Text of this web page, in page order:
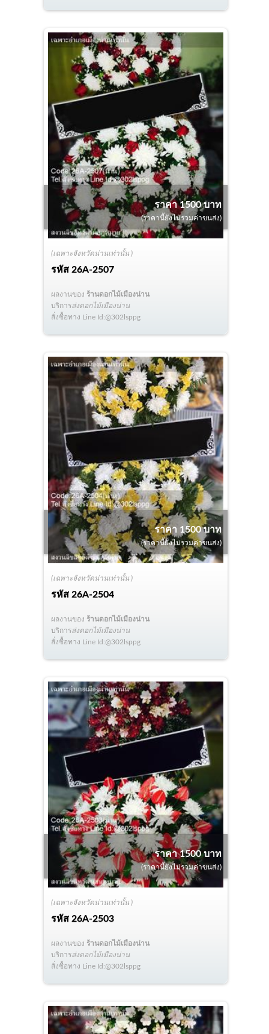
(เฉพาะจังหวัดน่านเท่านั้น )
รหัส26A-2507
ราคา 1500 บาท
(ราคานี้ยังไม่รวมค่าขนส่ง)
ผลงานของ ร้านดอกไม้เมืองน่าน
บริการส่งดอกไม้เมืองน่าน
สั่งซื้อทาง Line Id:@302lsppg
(เฉพาะจังหวัดน่านเท่านั้น )
รหัส 26A-2504
ราคา 1500 บาท
(ราคานี้ยังไม่รวมค่าขนส่ง)
ผลงานของ ร้านดอกไม้เมืองน่าน
บริการส่งดอกไม้เมืองน่าน
สั่งซื้อทาง Line Id:@302lsppg
(เฉพาะจังหวัดน่านเท่านั้น )
รหัส 26A-2503
ราคา 1500 บาท
(ราคานี้ยังไม่รวมค่าขนส่ง)
ผลงานของ ร้านดอกไม้เมืองน่าน
บริการส่งดอกไม้เมืองน่าน
สั่งซื้อทาง Line Id:@302lsppg